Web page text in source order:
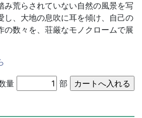
み荒らされていない自然の風景を写
し、大地の息吹に耳を傾け、自己の
の数々を、荘厳なモノクロームで展
量 部